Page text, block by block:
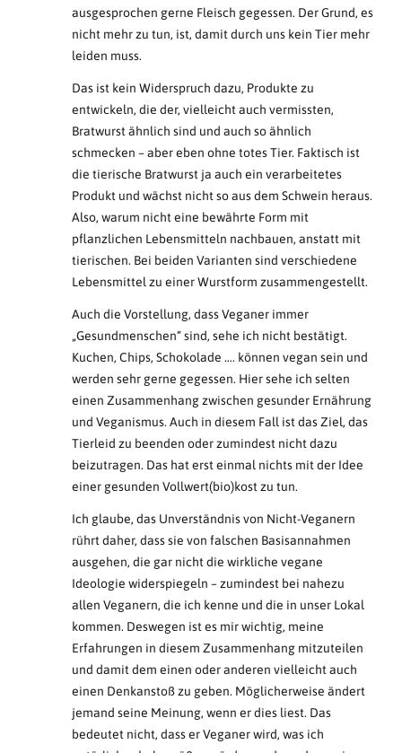
ausgesprochen gerne Fleisch gegessen. Der Grund, es
nicht mehr zu tun, ist, damit durch uns kein Tier mehr
leiden muss.
Das ist kein Widerspruch dazu, Produkte zu
entwickeln, die der, vielleicht auch vermissten,
Bratwurst ähnlich sind und auch so ähnlich
schmecken – aber eben ohne totes Tier. Faktisch ist
die tierische Bratwurst ja auch ein verarbeitetes
Produkt und wächst nicht so aus dem Schwein heraus.
Also, warum nicht eine bewährte Form mit
pflanzlichen Lebensmitteln nachbauen, anstatt mit
tierischen. Bei beiden Varianten sind verschiedene
Lebensmittel zu einer Wurstform zusammengestellt.
Auch die Vorstellung, dass Veganer immer
„Gesundmenschen“ sind, sehe ich nicht bestätigt.
Kuchen, Chips, Schokolade …. können vegan sein und
werden sehr gerne gegessen. Hier sehe ich selten
einen Zusammenhang zwischen gesunder Ernährung
und Veganismus. Auch in diesem Fall ist das Ziel, das
Tierleid zu beenden oder zumindest nicht dazu
beizutragen. Das hat erst einmal nichts mit der Idee
einer gesunden Vollwert(bio)kost zu tun.
Ich glaube, das Unverständnis von Nicht-Veganern
rührt daher, dass sie von falschen Basisannahmen
ausgehen, die gar nicht die wirkliche vegane
Ideologie widerspiegeln – zumindest bei nahezu
allen Veganern, die ich kenne und die in unser Lokal
kommen. Deswegen ist es mir wichtig, meine
Erfahrungen in diesem Zusammenhang mitzuteilen
und damit dem einen oder anderen vielleicht auch
einen Denkanstoß zu geben. Möglicherweise ändert
jemand seine Meinung, wenn er dies liest. Das
bedeutet nicht, dass er Veganer wird, was ich